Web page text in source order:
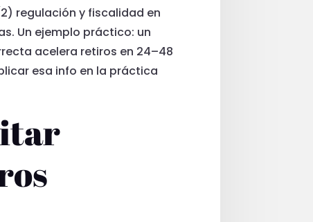
regulación y fiscalidad en
Un ejemplo práctico: un
acelera retiros en 24–48
esa info en la práctica